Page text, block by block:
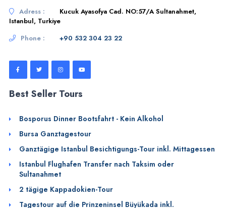
Adress :
Kucuk Ayasofya Cad. NO:57/A Sultanahmet,
Istanbul, Turkiye
Phone :
+90 532 304 23 22
Best Seller Tours
Bosporus Dinner Bootsfahrt - Kein Alkohol
Bursa Ganztagestour
Ganztägige Istanbul Besichtigungs-Tour inkl. Mittagessen
Istanbul Flughafen Transfer nach Taksim oder
Sultanahmet
2 tägige Kappadokien-Tour
Tagestour auf die Prinzeninsel Büyükada inkl.